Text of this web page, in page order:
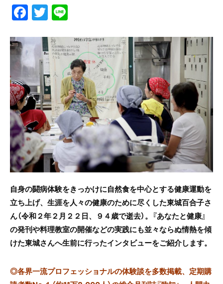
F
a
c
e
b
o
o
k
T
w
itt
er
e
自身の闘病体験をきっかけに自然食を中心とする健康運動を
立ち上げ、生涯を人々の健康のために尽くした東城百合子さ
ん（令和２年２月２２日、９４歳で逝去）。『あなたと健康』
の発刊や料理教室の開催などの実践にも並々ならぬ情熱を傾
けた東城さんへ生前に行ったインタビューをご紹介します。
◎各界一流プロフェッショナルの体験談を多数掲載、定期購